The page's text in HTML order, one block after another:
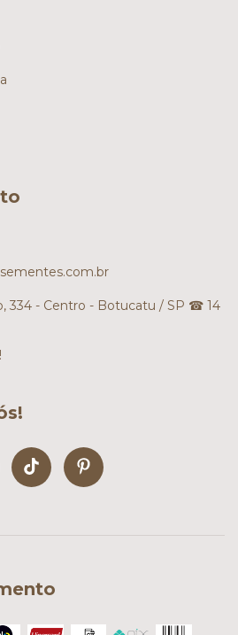
334 - Centro - Botucatu / SP ☎ 14